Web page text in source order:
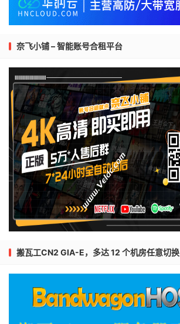
奈飞小铺 – 智能账号合租平台
搬瓦工CN2 GIA-E，多达 12 个机房任意切换